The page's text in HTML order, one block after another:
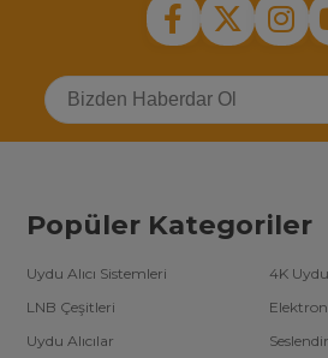
Popüler Kategoriler
Uydu Alıcı Sistemleri
4K Uydu
LNB Çeşitleri
Uydu Alıcılar